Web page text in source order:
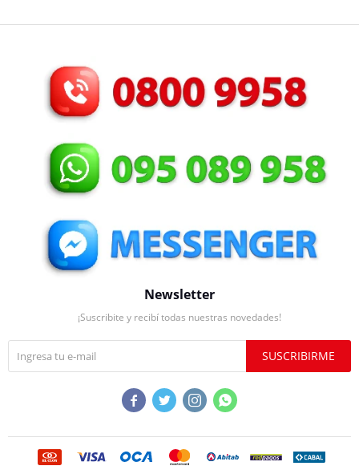
Newsletter
¡Suscribite y recibí todas nuestras novedades!
SUSCRIBIRME
   